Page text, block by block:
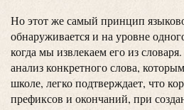
Но этот же самый принцип
обнаруживается и на уровне
когда мы извлекаем его из
анализ конкретного слова,
школе, легко подтверждает, что
префиксов и окончаний, при